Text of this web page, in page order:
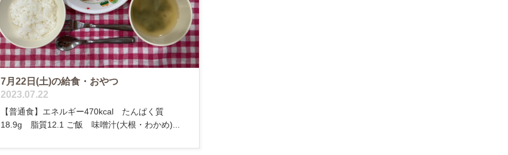
7月22日(土)の給食・おやつ
2023.07.22
【普通食】エネルギー470kcal たんぱく質
18.9g 脂質12.1 ご飯 味噌汁(大根・わかめ)...